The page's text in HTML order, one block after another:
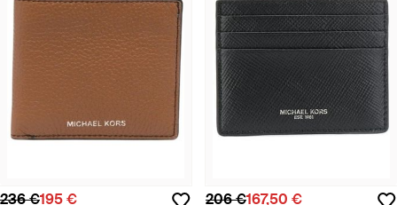
236 €195 € 206 €167,50 €